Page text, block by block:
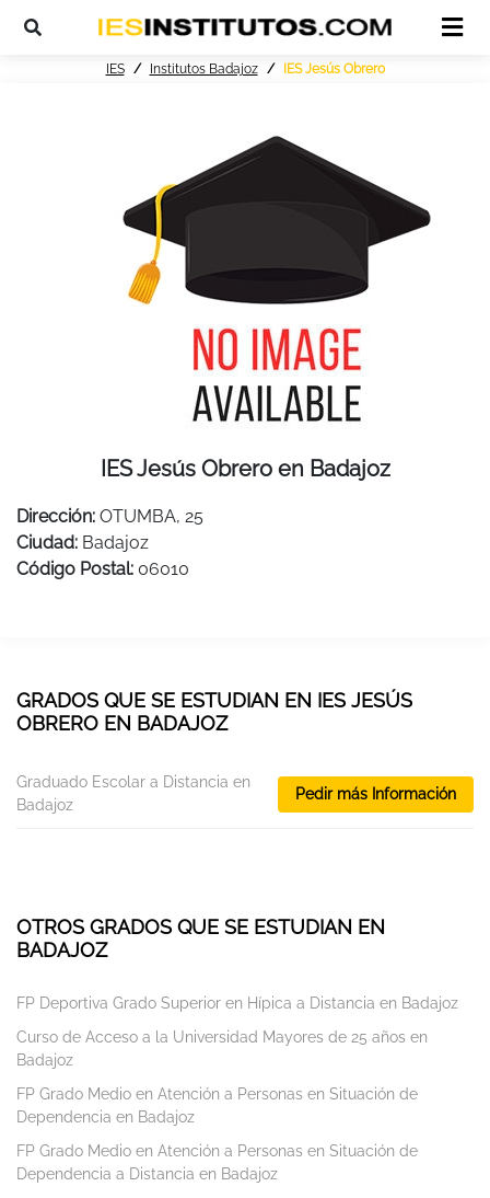
IES Institutos Badajoz IES Jesús Obrero
IES Jesús Obrero en Badajoz
Dirección: OTUMBA, 25
Ciudad: Badajoz
Código Postal: 06010
GRADOS QUE SE ESTUDIAN EN IES JESÚS
OBRERO EN BADAJOZ
Graduado Escolar a Distancia en
Badajoz
Pedir más Información
OTROS GRADOS QUE SE ESTUDIAN EN
BADAJOZ
FP Deportiva Grado Superior en Hípica a Distancia en Badajoz
Curso de Acceso a la Universidad Mayores de 25 años en
Badajoz
FP Grado Medio en Atención a Personas en Situación de
Dependencia en Badajoz
FP Grado Medio en Atención a Personas en Situación de
Dependencia a Distancia en Badajoz